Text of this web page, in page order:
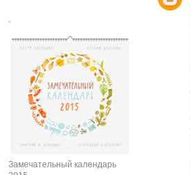
.
Замечательный календарь